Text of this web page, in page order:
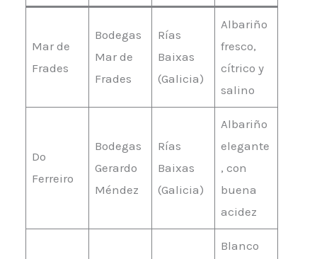
Mar de
Frades
Bodegas
Mar de
Frades
Rías
Baixas
(Galicia)
Albariño
fresco,
cítrico y
salino
Do
Ferreiro
Bodegas
Gerardo
Méndez
Rías
Baixas
(Galicia)
Albariño
elegante
, con
buena
acidez
Blanco